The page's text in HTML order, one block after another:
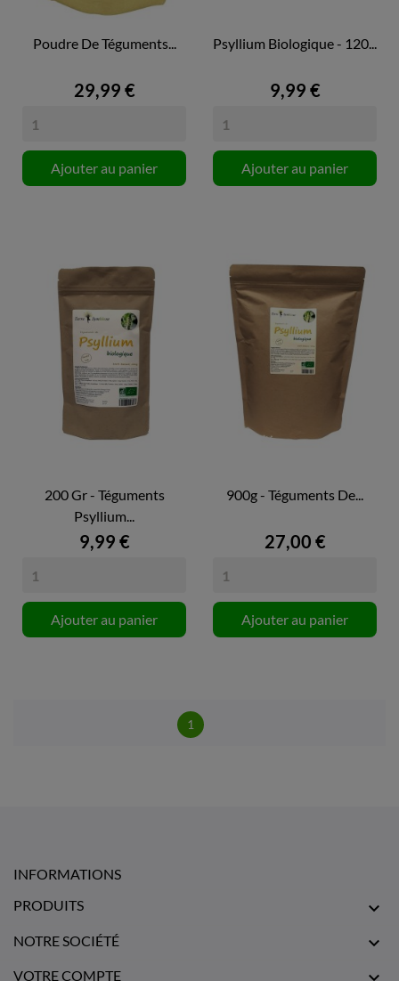
Poudre De Téguments...
29,99 €
Ajouter au panier
Psyllium Biologique - 120...
9,99 €
Ajouter au panier
200 Gr - Téguments
Psyllium...
9,99 €
Ajouter au panier
900g - Téguments De...
27,00 €
Ajouter au panier
1
INFORMATIONS
PRODUITS

NOTRE SOCIÉTÉ 
VOTRE COMPTE